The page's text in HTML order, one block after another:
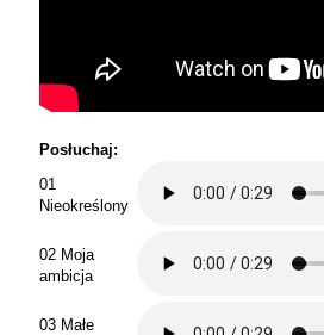
Posłuchaj:
01
Nieokreślony
02 Moja
ambicja
03 Małe